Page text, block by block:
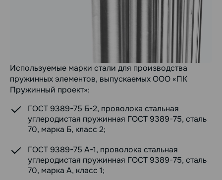
Используемые марки стали для производства
пружинных элементов, выпускаемых ООО «ПК
Пружинный проект»:
ГОСТ 9389-75 Б-2, проволока стальная
углеродистая пружинная ГОСТ 9389-75, сталь
70, марка Б, класс 2;
ГОСТ 9389-75 А-1, проволока стальная
углеродистая пружинная ГОСТ 9389-75, сталь
70, марка А, класс 1;